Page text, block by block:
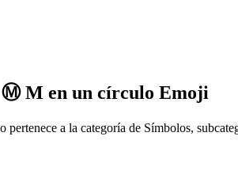
Ⓜ️ M en un círculo Emoji
a la categoría de Símbolos,